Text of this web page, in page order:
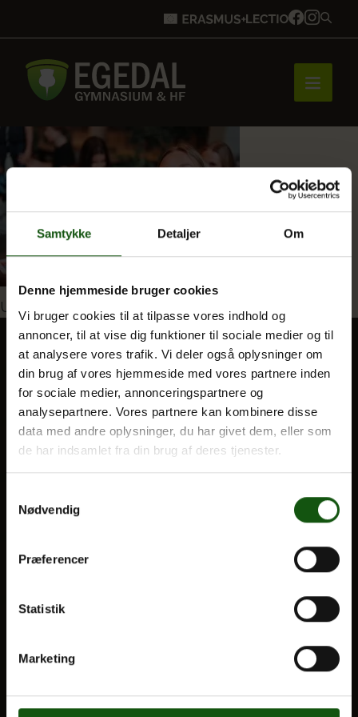
Samtykke Detaljer Om
Denne hjemmeside bruger cookies
Vi bruger cookies til at tilpasse vores indhold og
annoncer, til at vise dig funktioner til sociale medier og til
at analysere vores trafik. Vi deler også oplysninger om
din brug af vores hjemmeside med vores partnere inden
for sociale medier, annonceringspartnere og
analysepartnere. Vores partnere kan kombinere disse
data med andre oplysninger, du har givet dem, eller som
de har indsamlet fra din brug af deres tjenester.
Nødvendig
Præferencer
Statistik
Marketing
Forside
Bliv elev
Vores uddannelser
Om E.G.
Indlægsnavigation
Udgivet i
BLIV ELEV
Til forældre
VORES UDDANNELSER
Alle fag og valgfag